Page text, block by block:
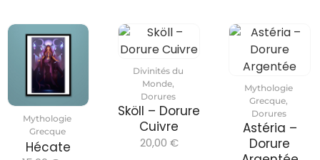
Mythologie
Grecque
Hécate
Divinités du
Monde,
Dorures
Sköll – Dorure
Cuivre
20,00 €
Mythologie
Grecque,
Dorures
Astéria –
Dorure